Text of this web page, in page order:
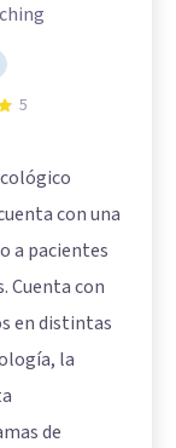
5
con una
a pacientes
Cuenta con
en distintas
la
de